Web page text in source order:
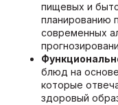
пищевых и
планированию
современных
блюд на
которые
здоровый